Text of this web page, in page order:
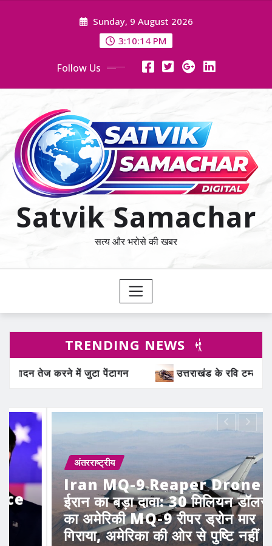
Sunday, 9 August 2026
3:10:15 PM
Follow Us
Satvik Samachar
सत्य और भरोसे की खबर
TRENDING NEWS
उत्तराखंड के रवि टम्टा ने बनाया इलेक्ट्रिक फ्लाइंग व्हीकल,
अंतरराष्ट्रीय
Iran MQ-9 Reaper Drone :-
ईरान का बड़ा दावा: 30 मिलियन डॉलर
का अमेरिकी MQ-9 रीपर ड्रोन मार
गिराया, अमेरिका की ओर से पुष्टि नहीं